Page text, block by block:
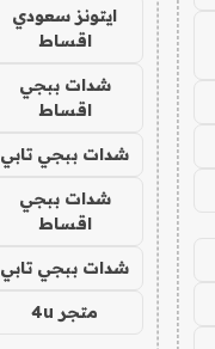
ايتونز سعودي
اقساط
شدات ببجي
اقساط
شدات ببجي تابي
شدات ببجي
اقساط
شدات ببجي تابي
متجر 4u